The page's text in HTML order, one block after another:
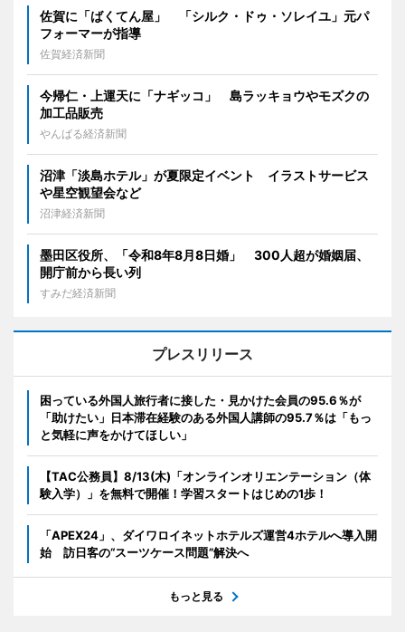
佐賀に「ばくてん屋」 「シルク・ドゥ・ソレイユ」元パ
フォーマーが指導
佐賀経済新聞
今帰仁・上運天に「ナギッコ」 島ラッキョウやモズクの
加工品販売
やんばる経済新聞
沼津「淡島ホテル」が夏限定イベント イラストサービス
や星空観望会など
沼津経済新聞
墨田区役所、「令和8年8月8日婚」 300人超が婚姻届、
開庁前から長い列
すみだ経済新聞
プレスリリース
困っている外国人旅行者に接した・見かけた会員の95.6％が
「助けたい」日本滞在経験のある外国人講師の95.7％は「もっ
と気軽に声をかけてほしい」
【TAC公務員】8/13(木)「オンラインオリエンテーション（体
験入学）」を無料で開催！学習スタートはじめの1歩！
「APEX24」、ダイワロイネットホテルズ運営4ホテルへ導入開
始 訪日客の“スーツケース問題”解決へ
もっと見る